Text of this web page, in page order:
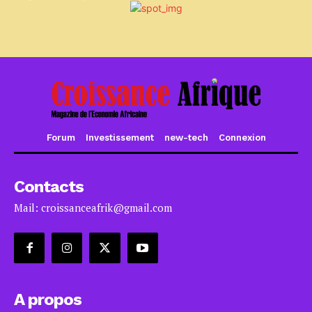
Forum Investissement new-tech Connexion
Contacts
Mail: croissanceafrik@gmail.com
A propos